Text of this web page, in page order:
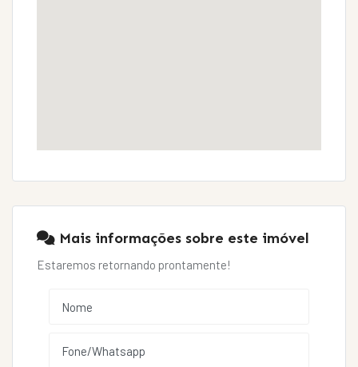
Mais informações sobre este imóvel
Estaremos retornando prontamente!